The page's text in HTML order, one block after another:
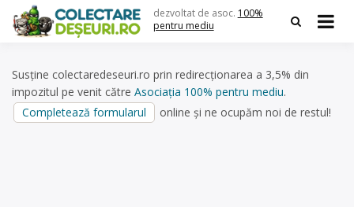
content
dezvoltat de asoc. 100%
pentru mediu
Susține colectaredeseuri.ro prin redirecționarea a 3,5% din
impozitul pe venit către Asociația 100% pentru mediu.
Completează formularul
online și ne ocupăm noi de restul!